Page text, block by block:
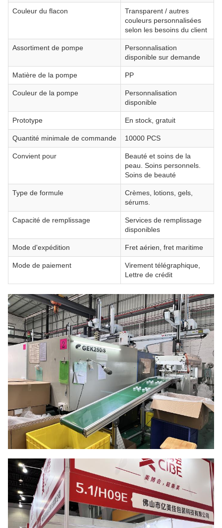
Couleur du flacon
Transparent / autres
couleurs personnalisées
selon les besoins du client
Assortiment de pompe
Personnalisation
disponible sur demande
Matière de la pompe PP
Couleur de la pompe
Personnalisation
disponible
Prototype En stock, gratuit
Quantité minimale de commande 10000 PCS
Convient pour
Beauté et soins de la
peau. Soins personnels.
Soins de beauté
Type de formule
Crèmes, lotions, gels,
sérums.
Capacité de remplissage
Services de remplissage
disponibles
Mode d'expédition Fret aérien, fret maritime
Mode de paiement
Virement télégraphique,
Lettre de crédit